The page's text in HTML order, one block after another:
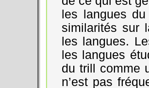
les langues
similarités sur
les langues.
les langues
du trill comme
n’est pas